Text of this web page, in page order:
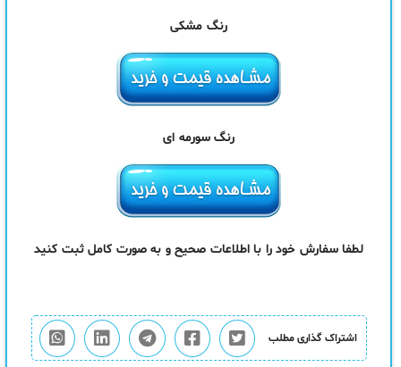
رنگ مشکی
رنگ سورمه ای
لطفا سفارش خود را با اطلاعات صحیح و به صورت کامل ثبت کنید
اشتراک گذاری مطلب